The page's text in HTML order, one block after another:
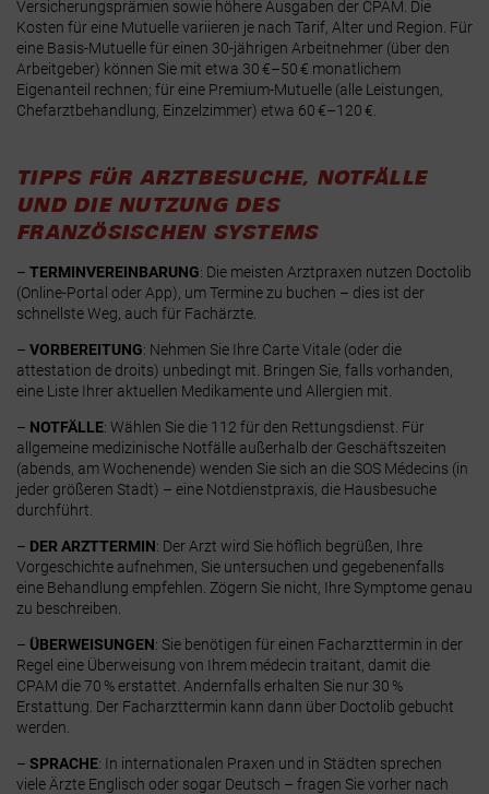
Versicherungsprämien sowie höhere Ausgaben der CPAM . Die
Kosten für eine Mutuelle variieren je nach Tarif, Alter und Region. Für
eine Basis-Mutuelle für einen 30-jährigen Arbeitnehmer (über den
Arbeitgeber) können Sie mit etwa 30 €–50 € monatlichem
Eigenanteil rechnen; für eine Premium-Mutuelle (alle Leistungen,
Chefarztbehandlung, Einzelzimmer) etwa 60 €–120 €.
TIPPS FÜR ARZTBESUCHE, NOTFÄLLE
UND DIE NUTZUNG DES
FRANZÖSISCHEN SYSTEMS
– TERMINVEREINBARUNG: Die meisten Arztpraxen nutzen Doctolib
(Online-Portal oder App), um Termine zu buchen – dies ist der
schnellste Weg, auch für Fachärzte
– VORBEREITUNG: Nehmen Sie Ihre Carte Vitale (oder die
attestation de droits) unbedingt mit. Bringen Sie, falls vorhanden,
eine Liste Ihrer aktuellen Medikamente und Allergien mit.
– NOTFÄLLE: Wählen Sie die 112 für den Rettungsdienst. Für
allgemeine medizinische Notfälle außerhalb der Geschäftszeiten
(abends, am Wochenende) wenden Sie sich an die SOS Médecins (in
jeder größeren Stadt) – eine Notdienstpraxis, die Hausbesuche
durchführt.
– DER ARZTTERMIN: Der Arzt wird Sie höflich begrüßen, Ihre
Vorgeschichte aufnehmen, Sie untersuchen und gegebenenfalls
eine Behandlung empfehlen. Zögern Sie nicht, Ihre Symptome genau
zu beschreiben.
– ÜBERWEISUNGEN: Sie benötigen für einen Facharzttermin in der
Regel eine Überweisung von Ihrem médecin traitant, damit die
CPAM die 70 % erstattet. Andernfalls erhalten Sie nur 30 %
Erstattung. Der Facharzttermin kann dann über Doctolib gebucht
werden.
– SPRACHE: In internationalen Praxen und in Städten sprechen
viele Ärzte Englisch oder sogar Deutsch – fragen Sie vorher nach